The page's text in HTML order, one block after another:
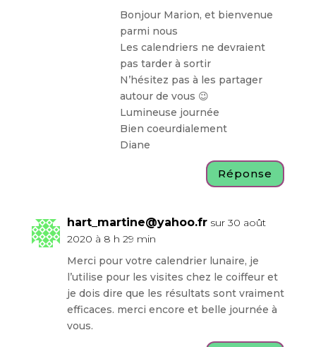
Bonjour Marion, et bienvenue
parmi nous
Les calendriers ne devraient
pas tarder à sortir
N’hésitez pas à les partager
autour de vous 😉
Lumineuse journée
Bien coeurdialement
Diane
Réponse
hart_martine@yahoo.fr sur 30 août
2020 à 8 h 29 min
Merci pour votre calendrier lunaire, je
l’utilise pour les visites chez le coiffeur et
je dois dire que les résultats sont vraiment
efficaces. merci encore et belle journée à
vous.